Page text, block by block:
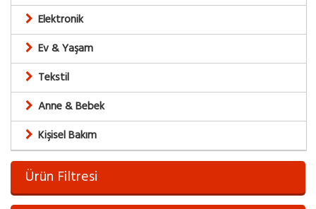
Elektronik
Ev & Yaşam
Tekstil
Anne & Bebek
Kişisel Bakım
Ürün Filtresi